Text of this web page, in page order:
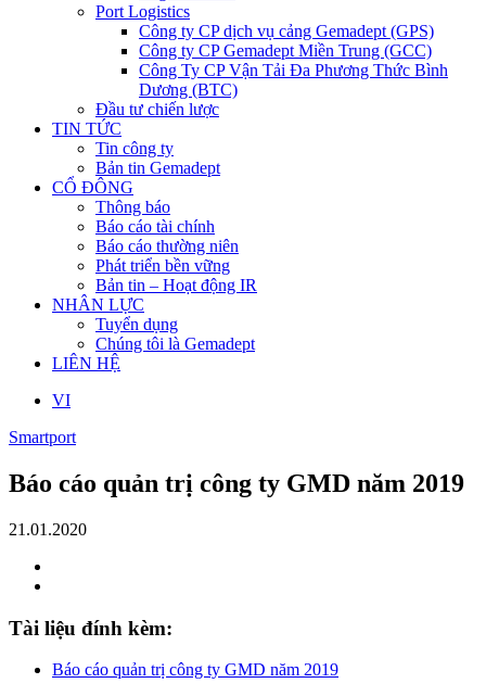
Port Logistics
Công ty CP dịch vụ cảng Gemadept (GPS)
Công ty CP Gemadept Miền Trung (GCC)
Công Ty CP Vận Tải Đa Phương Thức Bình
Dương (BTC)
Đầu tư chiến lược
TIN TỨC
Tin công ty
Bản tin Gemadept
CỔ ĐÔNG
Thông báo
Báo cáo tài chính
Báo cáo thường niên
Phát triển bền vững
Bản tin – Hoạt động IR
NHÂN LỰC
Tuyển dụng
Chúng tôi là Gemadept
LIÊN HỆ
VI
Smartport
Báo cáo quản trị công ty GMD năm 2019
21.01.2020
Tài liệu đính kèm:
Báo cáo quản trị công ty GMD năm 2019